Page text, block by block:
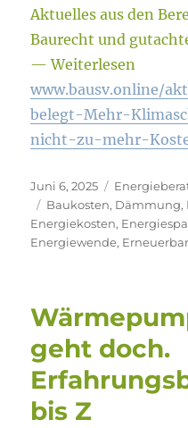
Aktuelles aus den
Baurecht und
— Weiterlesen
www.bausv.online/
belegt-Mehr-
nicht-zu-mehr-
Veröffentlicht
am
Juni 6, 2025 Kategorien
Schlagwörter
Baukosten, Dämmung,
Energiekosten,
Energiewende,
geht doch.
bis Z